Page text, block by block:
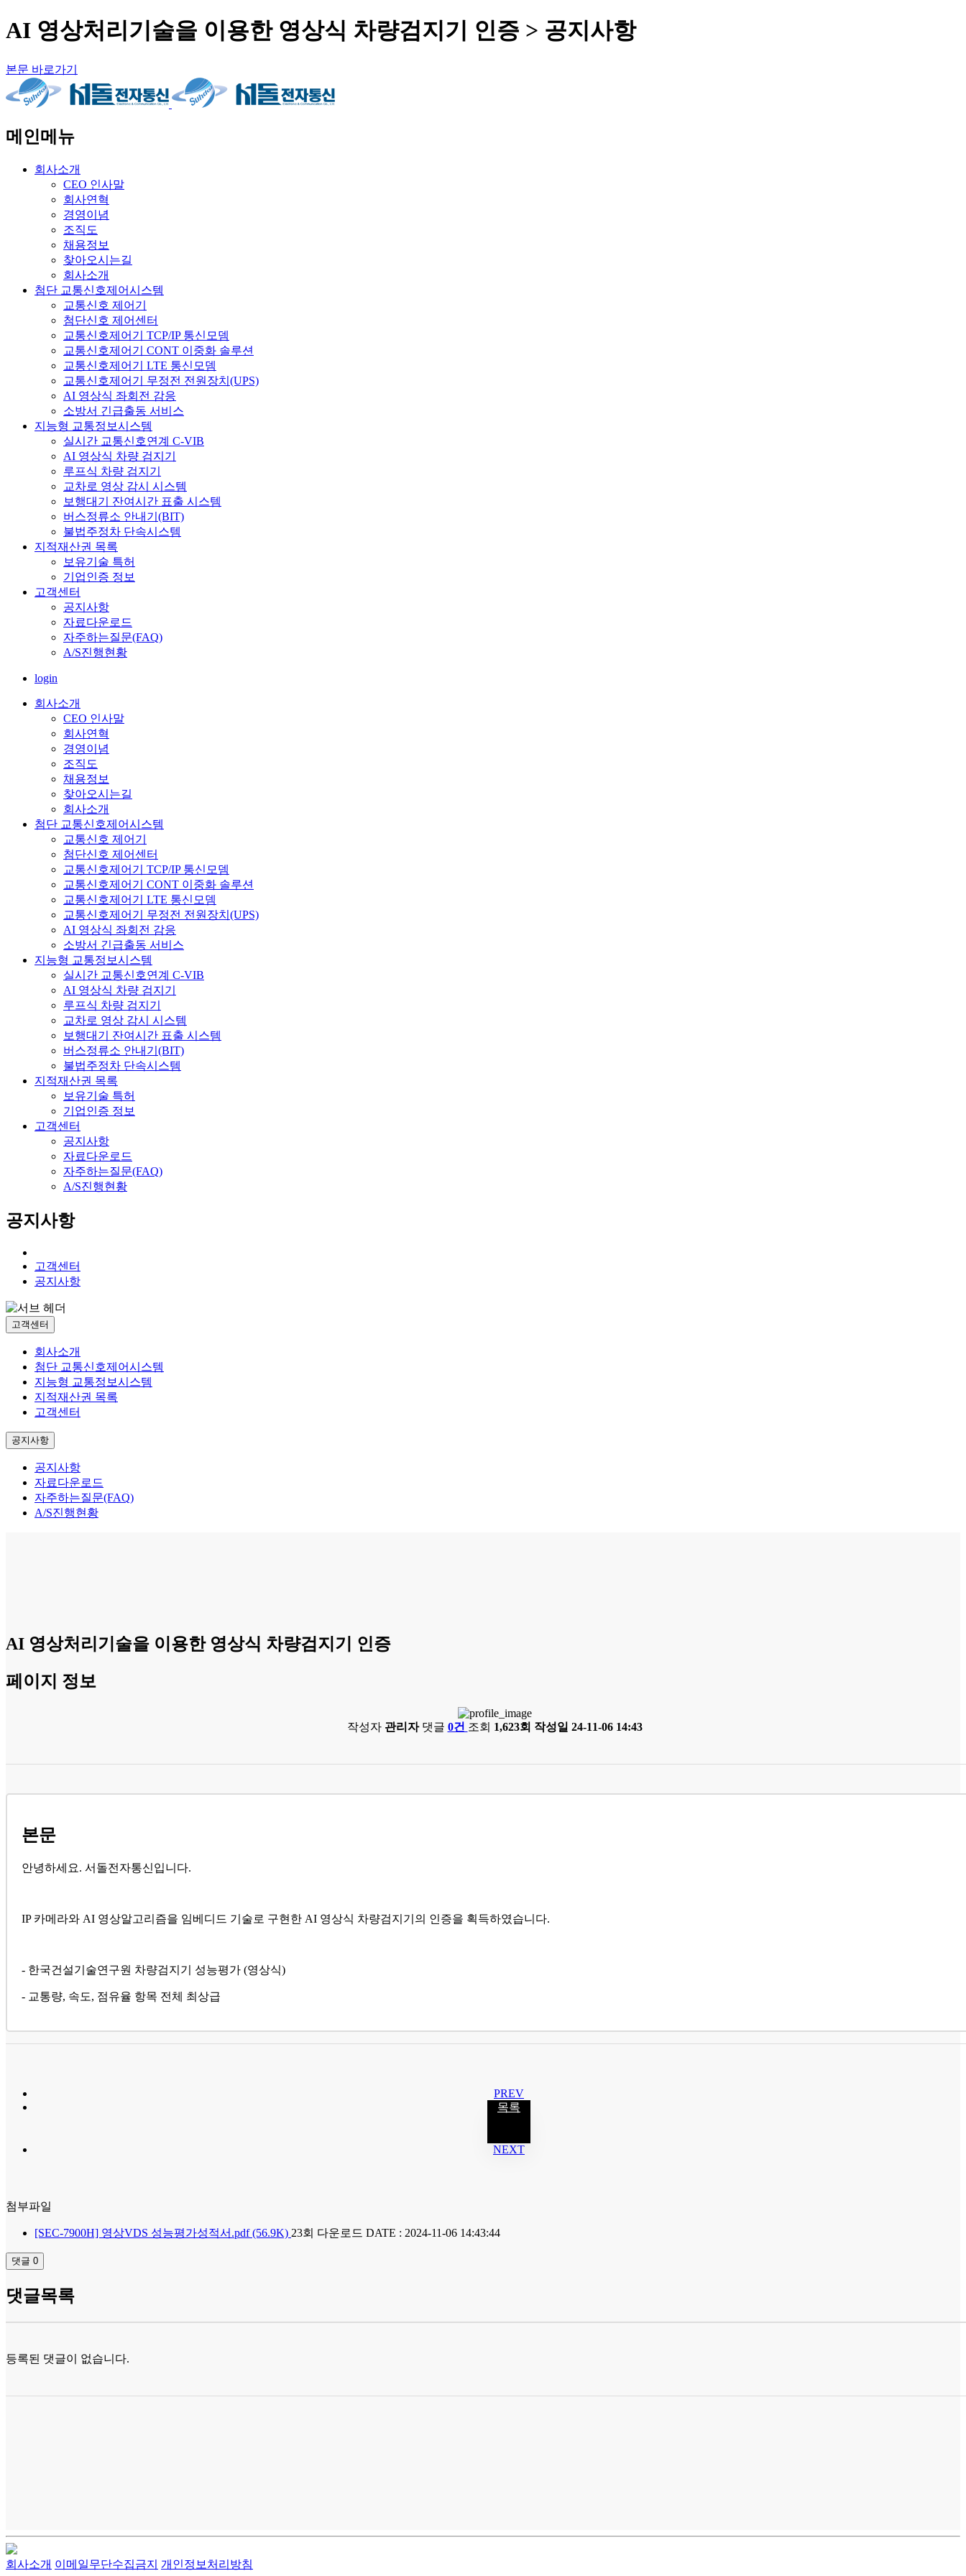
AI 영상처리기술을 이용한 영상식 차량검지기 인증 > 공지사항
본문 바로가기
메인메뉴
회사소개
CEO 인사말
회사연혁
경영이념
조직도
채용정보
찾아오시는길
회사소개
첨단 교통신호제어시스템
교통신호 제어기
첨단신호 제어센터
교통신호제어기 TCP/IP 통신모뎀
교통신호제어기 CONT 이중화 솔루션
교통신호제어기 LTE 통신모뎀
교통신호제어기 무정전 전원장치(UPS)
AI 영상식 좌회전 감응
소방서 긴급출동 서비스
지능형 교통정보시스템
실시간 교통신호연계 C-VIB
AI 영상식 차량 검지기
루프식 차량 검지기
교차로 영상 감시 시스템
보행대기 잔여시간 표출 시스템
버스정류소 안내기(BIT)
불법주정차 단속시스템
지적재산권 목록
보유기술 특허
기업인증 정보
고객센터
공지사항
자료다운로드
자주하는질문(FAQ)
A/S진행현황
login
회사소개
CEO 인사말
회사연혁
경영이념
조직도
채용정보
찾아오시는길
회사소개
첨단 교통신호제어시스템
교통신호 제어기
첨단신호 제어센터
교통신호제어기 TCP/IP 통신모뎀
교통신호제어기 CONT 이중화 솔루션
교통신호제어기 LTE 통신모뎀
교통신호제어기 무정전 전원장치(UPS)
AI 영상식 좌회전 감응
소방서 긴급출동 서비스
지능형 교통정보시스템
실시간 교통신호연계 C-VIB
AI 영상식 차량 검지기
루프식 차량 검지기
교차로 영상 감시 시스템
보행대기 잔여시간 표출 시스템
버스정류소 안내기(BIT)
불법주정차 단속시스템
지적재산권 목록
보유기술 특허
기업인증 정보
고객센터
공지사항
자료다운로드
자주하는질문(FAQ)
A/S진행현황
공지사항
고객센터
공지사항
고객센터
회사소개
첨단 교통신호제어시스템
지능형 교통정보시스템
지적재산권 목록
고객센터
공지사항
공지사항
자료다운로드
자주하는질문(FAQ)
A/S진행현황
AI 영상처리기술을 이용한 영상식 차량검지기 인증
페이지 정보
작성자 관리자 댓글 0건 조회 1,623회 작성일 24-11-06 14:43
본문
안녕하세요. 서돌전자통신입니다.
IP 카메라와 AI 영상알고리즘을 임베디드 기술로 구현한 AI 영상식 차량검지기의 인증을 획득하였습니다.
- 한국건설기술연구원 차량검지기 성능평가 (영상식)
- 교통량, 속도, 점유율 항목 전체 최상급
PREV
목록
NEXT
첨부파일
[SEC-7900H] 영상VDS 성능평가성적서.pdf(56.9K) 23회 다운로드 DATE : 2024-11-06 14:43:44
댓글 0
댓글목록
등록된 댓글이 없습니다.
회사소개 이메일무단수집금지 개인정보처리방침